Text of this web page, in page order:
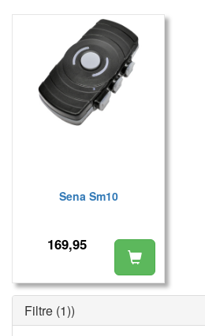
Sena Sm10
169,95
Filtre (1))